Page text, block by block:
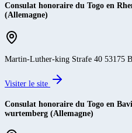
Consulat honoraire du Togo en
(Allemagne)
Martin-Luther-king Strafe 40 53175
Visiter le site
Consulat honoraire du Togo en
wurtemberg (Allemagne)